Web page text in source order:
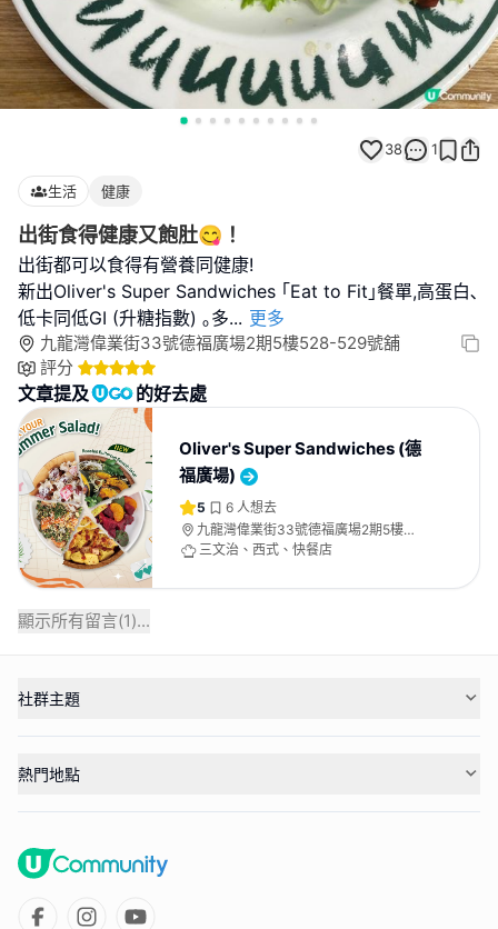
38 1
生活 健康
出街食得健康又飽肚😋！
出街都可以食得有營養同健康!
新出Oliver's Super Sandwiches ｢Eat to Fit｣餐單,高蛋白､
低卡同低GI (升糖指數) ｡多... 更多
九龍灣偉業街33號德福廣場2期5樓528-529號舖
評分
文章提及 的好去處
Oliver's Super Sandwiches (德
福廣場)
5 6 人想去
九龍灣偉業街33號德福廣場2期5樓
528-529號舖
三文治、西式、快餐店
顯示所有留言(1)...
社群主題
熱門地點